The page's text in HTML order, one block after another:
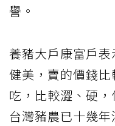
譽。
養豬大戶康富戶
健美，賣的價錢
吃，比較澀、硬，
台灣豬農已十幾